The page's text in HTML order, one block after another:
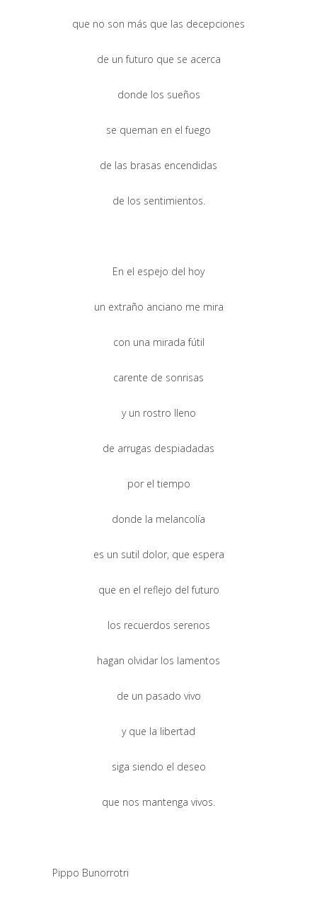
que no son más que las decepciones
de un futuro que se acerca
donde los sueños
se queman en el fuego
de las brasas encendidas
de los sentimientos.
En el espejo del hoy
un extraño anciano me mira
con una mirada fútil
carente de sonrisas
y un rostro lleno
de arrugas despiadadas
por el tiempo
donde la melancolía
es un sutil dolor, que espera
que en el reflejo del futuro
los recuerdos serenos
hagan olvidar los lamentos
de un pasado vivo
y que la libertad
siga siendo el deseo
que nos mantenga vivos.
Pippo Bunorrotri